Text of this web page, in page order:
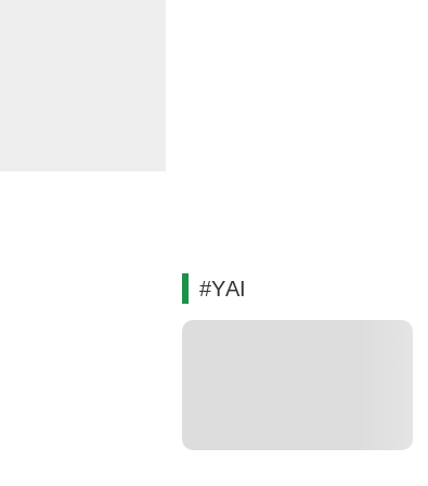
#YAI